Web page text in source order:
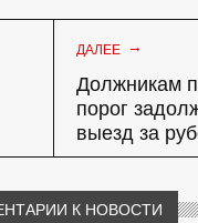
ДАЛЕЕ →
Должникам
порог
выезд за
К НОВОСТИ